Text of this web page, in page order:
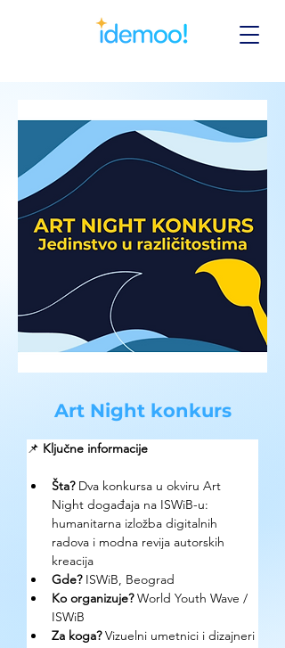
Art Night konkurs
📌 Ključne informacije
Šta? Dva konkursa u okviru Art
Night događaja na ISWiB-u:
humanitarna izložba digitalnih
radova i modna revija autorskih
kreacija
Gde? ISWiB, Beograd
Ko organizuje? World Youth Wave /
ISWiB
Za koga? Vizuelni umetnici i dizajneri